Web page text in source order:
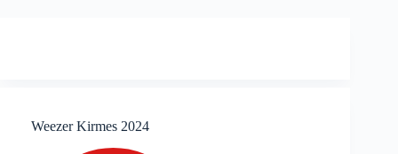
Weezer Kirmes 2024